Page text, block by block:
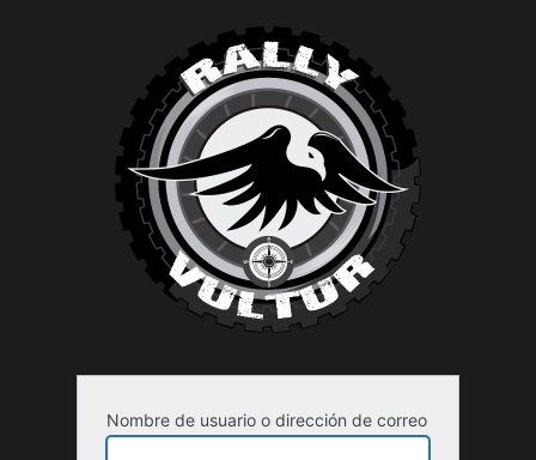
Nombre de usuario o dirección de correo